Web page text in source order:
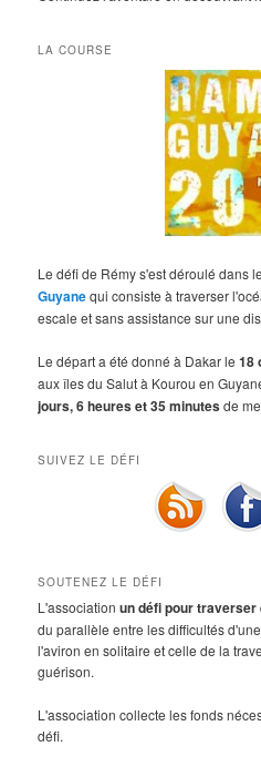
LA COURSE
Le défi de Rémy s'est déroulé dans
Guyanequi consiste à traverser
escale et sans assistance sur une
Le départ a été donné à Dakar le18
aux îles du Salut à Kourou en
jours, 6 heures et 35 minutesde
SUIVEZ LE DÉFI
SOUTENEZ LE DÉFI
L'associationun défi pour
du parallèle entre les difficultés
l'aviron en solitaire et celle de la
guérison.
L'association collecte les fonds
défi.